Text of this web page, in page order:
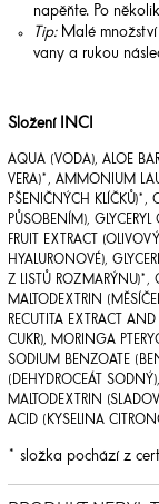
napěňte. Po
Tip:Malé množství
vany a rukou
Složení INCI
AQUA (VODA), ALOE
VERA)*, AMMONIUM
PŠENIČNÝCH KLÍČKŮ)*,
PŮSOBENÍM), GLYCERYL
FRUIT EXTRACT
HYALURONOVÉ),
Z LISTŮ ROZMARÝNU)*,
MALTODEXTRIN
RECUTITA EXTRACT
CUKR), MORINGA
SODIUM BENZOATE
(DEHYDROCEÁT
MALTODEXTRIN
ACID (KYSELINA
* složka pochází z